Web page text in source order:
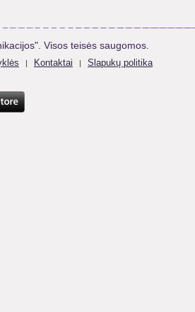
Visos teisės saugomos.
| Kontaktai | Slapukų politika